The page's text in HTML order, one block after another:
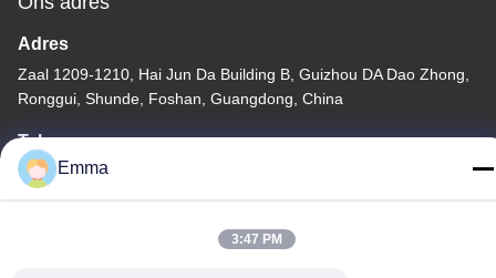
Adres
Zaal 1209-1210, Hai Jun Da Building B, Guizhou DA Dao Zhong,
Ronggui, Shunde, Foshan, Guangdong, China
Tel
86-15816904632
Emma
3:47 PM